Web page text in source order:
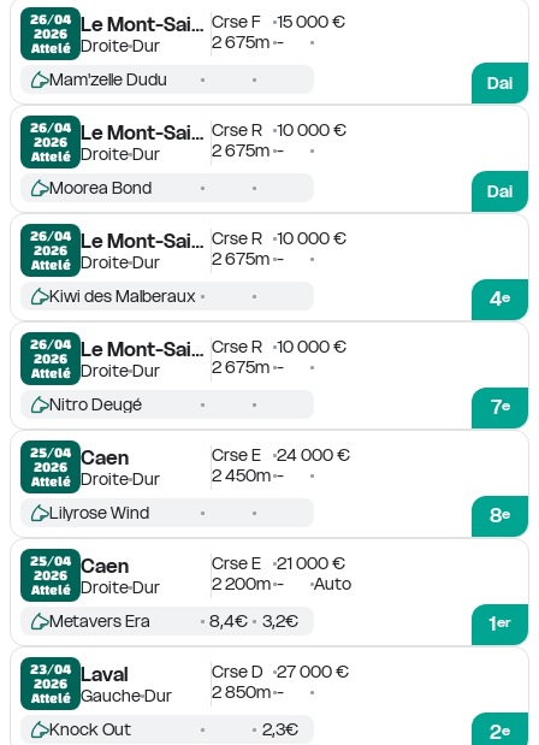
26/04
2026
Attelé
Le Mont-Saint-Michel
DroiteDur
Crse F
15 000 €
2 675m -
Dai
Mam'zelle Dudu
26/04
2026
Attelé
Le Mont-Saint-Michel
DroiteDur
Crse R
10 000 €
2 675m -
Dai
Moorea Bond
26/04
2026
Attelé
Le Mont-Saint-Michel
DroiteDur
Crse R
10 000 €
2 675m -
4e
Kiwi des Malberaux
26/04
2026
Attelé
Le Mont-Saint-Michel
DroiteDur
Crse R
10 000 €
2 675m -
7e
Nitro Deugé
25/04
2026
Attelé
Caen
DroiteDur
Crse E
24 000 €
2 450m -
8e
Lilyrose Wind
25/04
2026
Attelé
Caen
DroiteDur
Crse E
21 000 €
2 200m - Auto
1er
Metavers Era 8,4€ 3,2€
23/04
2026
Attelé
Laval
GaucheDur
Crse D
27 000 €
2 850m -
2e
Knock Out 2,3€